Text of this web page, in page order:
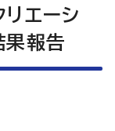
エーシ
果報告